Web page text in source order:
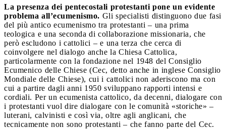
La presenza dei pentecostali protestanti pone un evidente
problema all’ecumenismo. Gli specialisti distinguono due fasi
del più antico ecumenismo tra protestanti – una prima
teologica e una seconda di collaborazione missionaria, che
però escludono i cattolici – e una terza che cerca di
coinvolgere nel dialogo anche la Chiesa Cattolica,
particolarmente con la fondazione nel 1948 del Consiglio
Ecumenico delle Chiese (Cec, detto anche in inglese Consiglio
Mondiale delle Chiese), cui i cattolici non aderiscono ma con
cui a partire dagli anni 1950 sviluppano rapporti intensi e
cordiali. Per un ecumenista cattolico, da decenni, dialogare con
i protestanti vuol dire dialogare con le comunità «storiche» –
luterani, calvinisti e così via, oltre agli anglicani, che
tecnicamente non sono protestanti – che fanno parte del Cec.